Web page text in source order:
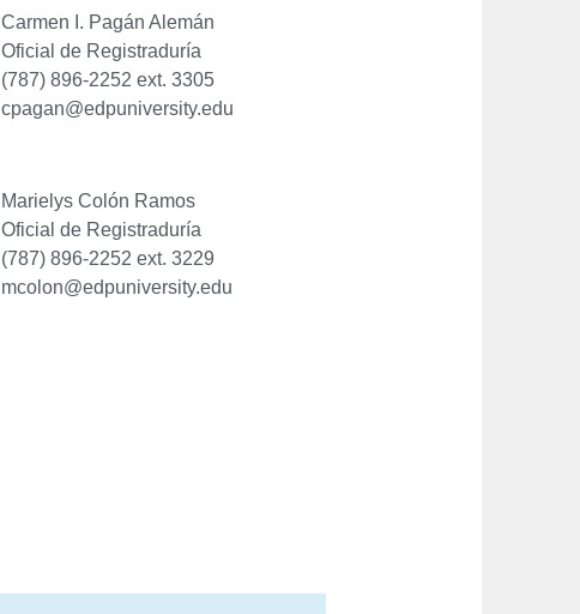
Carmen I. Pagán Alemán
Oficial de Registraduría
(787) 896-2252 ext. 3305
cpagan@edpuniversity.edu
Marielys Colón Ramos
Oficial de Registraduría
(787) 896-2252 ext. 3229
mcolon@edpuniversity.edu